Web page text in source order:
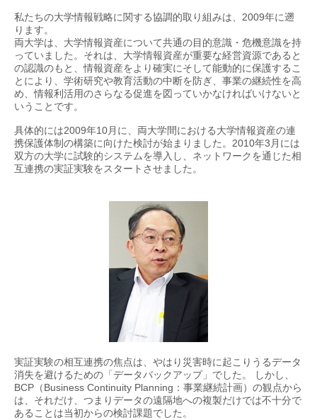
私たちの大学情報戦略に関する協調的取り組みは、2009年に遡
ります。
両大学は、大学情報資産について共通の目的意識・危機意識を持
っていました。それは、大学情報資産が重要な経営資源であると
の認識のもと、情報資産をより確実にそして能動的に保護するこ
とにより、学術研究や教育活動の中断を防ぎ、事業の継続性を高
め、情報利活用のさらなる促進を図っていかなければいけないと
いうことです。
具体的には2009年10月に、両大学間における大学情報資産の連
携保護体制の構築に向けた検討が始まりました。2010年3月には
双方の大学に試験的システムを導入し、ネットワークを通じた相
互連携の実証実験をスタートさせました。
実証実験の相互連携の焦点は、やはり災害時に起こりうるデータ
消失を避けるための「データバックアップ」でした。 しかし、
BCP（Business Continuity Planning：事業継続計画）の観点から
は、それだけ、つまりデータの遠隔地への複製だけでは不十分で
あることは当初からの検討課題でした。